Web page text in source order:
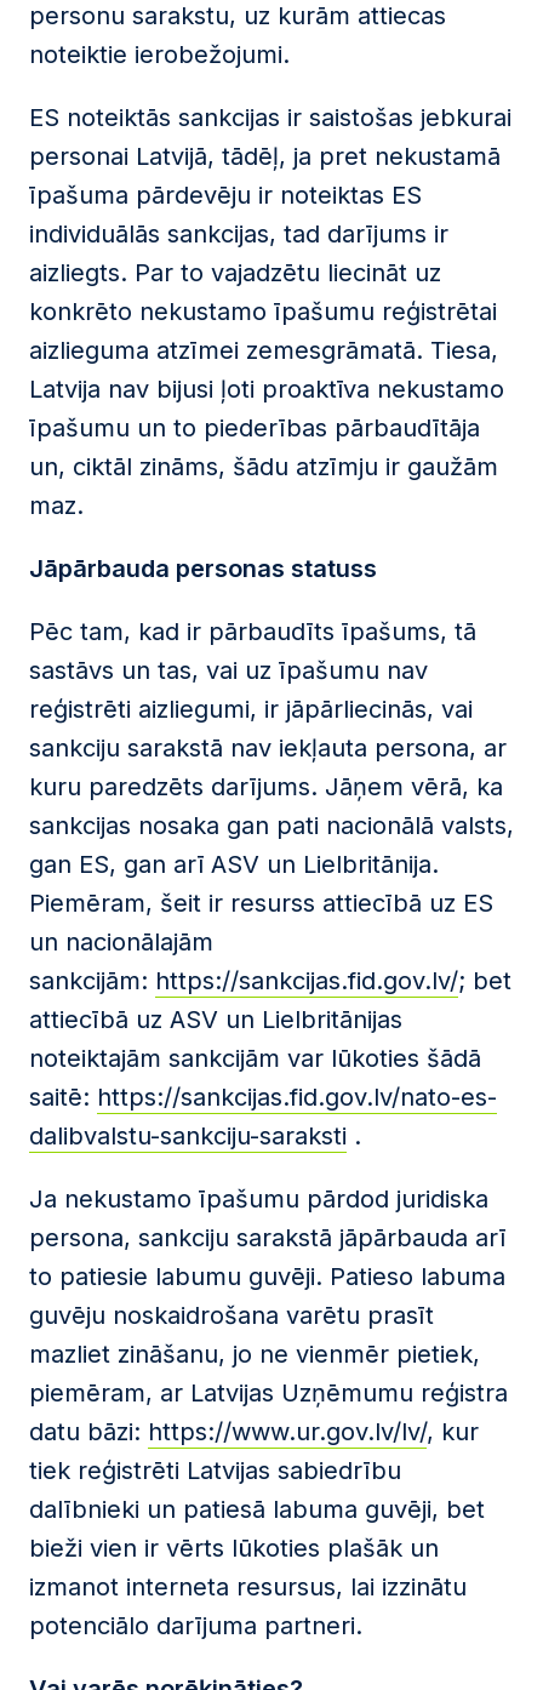
personu sarakstu, uz kurām attiecas
noteiktie ierobežojumi.
ES noteiktās sankcijas ir saistošas jebkurai
personai Latvijā, tādēļ, ja pret nekustamā
īpašuma pārdevēju ir noteiktas ES
individuālās sankcijas, tad darījums ir
aizliegts. Par to vajadzētu liecināt uz
konkrēto nekustamo īpašumu reģistrētai
aizlieguma atzīmei zemesgrāmatā. Tiesa,
Latvija nav bijusi ļoti proaktīva nekustamo
īpašumu un to piederības pārbaudītāja
un, ciktāl zināms, šādu atzīmju ir gaužām
maz.
Jāpārbauda personas statuss
Pēc tam, kad ir pārbaudīts īpašums, tā
sastāvs un tas, vai uz īpašumu nav
reģistrēti aizliegumi, ir jāpārliecinās, vai
sankciju sarakstā nav iekļauta persona, ar
kuru paredzēts darījums. Jāņem vērā, ka
sankcijas nosaka gan pati nacionālā valsts,
gan ES, gan arī ASV un Lielbritānija.
Piemēram, šeit ir resurss attiecībā uz ES
un nacionālajām
sankcijām: https://sankcijas.fid.gov.lv/; bet
attiecībā uz ASV un Lielbritānijas
noteiktajām sankcijām var lūkoties šādā
saitē: https://sankcijas.fid.gov.lv/nato-es-
dalibvalstu-sankciju-saraksti .
Ja nekustamo īpašumu pārdod juridiska
persona, sankciju sarakstā jāpārbauda arī
to patiesie labumu guvēji. Patieso labuma
guvēju noskaidrošana varētu prasīt
mazliet zināšanu, jo ne vienmēr pietiek,
piemēram, ar Latvijas Uzņēmumu reģistra
datu bāzi: https://www.ur.gov.lv/lv/, kur
tiek reģistrēti Latvijas sabiedrību
dalībnieki un patiesā labuma guvēji, bet
bieži vien ir vērts lūkoties plašāk un
izmanot interneta resursus, lai izzinātu
potenciālo darījuma partneri.